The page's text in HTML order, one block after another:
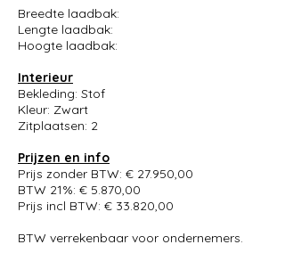
Breedte laadbak:
Lengte laadbak:
Hoogte laadbak:
Interieur
Bekleding: Stof
Kleur: Zwart
Zitplaatsen: 2
Prijzen en info
Prijs zonder BTW: € 27.950,00
BTW 21%: € 5.870,00
Prijs incl BTW: € 33.820,00
BTW verrekenbaar voor ondernemers.